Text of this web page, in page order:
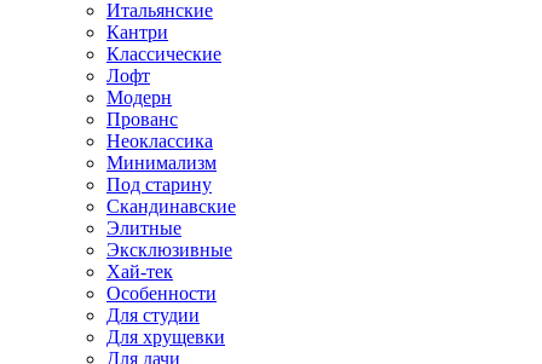
Итальянские
Кантри
Классические
Лофт
Модерн
Прованс
Неоклассика
Минимализм
Под старину
Скандинавские
Элитные
Эксклюзивные
Хай-тек
Особенности
Для студии
Для хрущевки
Для дачи